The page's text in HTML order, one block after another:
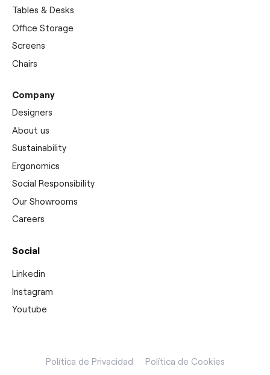
Tables & Desks
Office Storage
Screens
Chairs
Company
Designers
About us
Sustainability
Ergonomics
Social Responsibility
Our Showrooms
Careers
Social
Linkedin
Instagram
Youtube
Política de Privacidad Política de Cookies